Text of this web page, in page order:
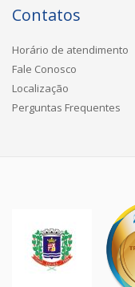
Contatos
Horário de atendimento
Fale Conosco
Localização
Perguntas Frequentes